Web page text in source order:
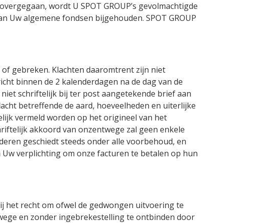
wordt U SPOT GROUP’s gevolmachtigde
algemene fondsen bijgehouden. SPOT GROUP
gebreken. Klachten daaromtrent zijn niet
binnen de 2 kalenderdagen na de dag van de
schriftelijk bij ter post aangetekende brief aan
betreffende de aard, hoeveelheden en uiterlijke
vermeld worden op het origineel van het
akkoord van onzentwege zal geen enkele
geschiedt steeds onder alle voorbehoud, en
verplichting om onze facturen te betalen op hun
het recht om ofwel de gedwongen uitvoering te
en zonder ingebrekestelling te ontbinden door